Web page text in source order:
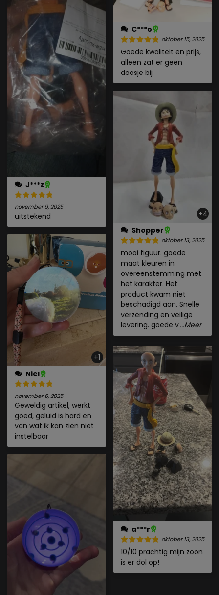
J***z
november 9, 2025
uitstekend
+1
Niel
november 6, 2025
Geweldig artikel, werkt
goed, geluid is hard en
van wat ik kan zien niet
instelbaar
C***o
oktober 15, 2025
Goede kwaliteit en prijs,
alleen zat er geen
doosje bij.
+4
Shopper
oktober 13, 2025
mooi figuur. goede
maat kleuren in
overeenstemming met
het karakter. Het
product kwam niet
beschadigd aan. Snelle
verzending en veilige
levering. goede v...Meer
a***r
oktober 13, 2025
10/10 prachtig mijn zoon
is er dol op!